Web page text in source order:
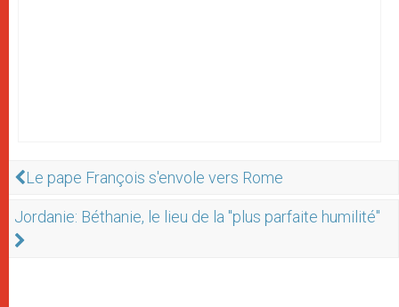
Le pape François s'envole vers Rome
Jordanie: Béthanie, le lieu de la "plus parfaite humilité"